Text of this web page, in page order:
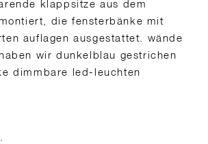
klappsitze aus dem
die fensterbänke mit
auflagen ausgestattet. wände
wir dunkelblau gestrichen
dimmbare led-leuchten